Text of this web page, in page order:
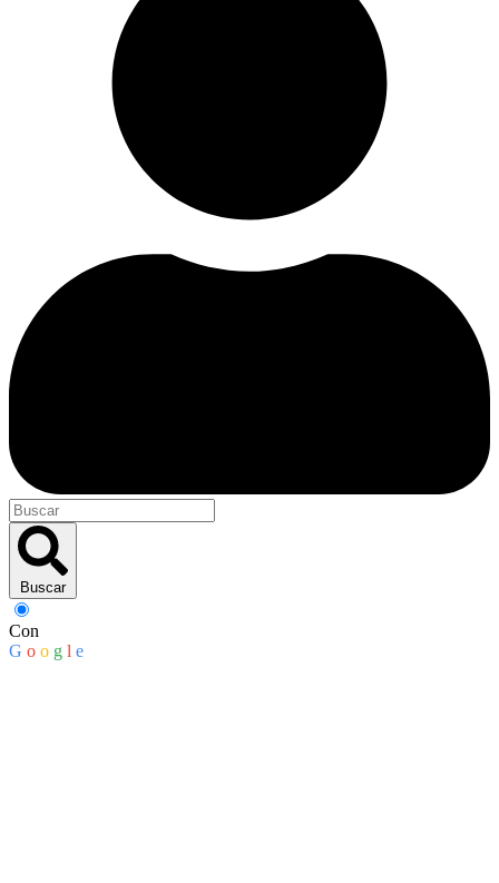
Buscar
Con
G o o g l e